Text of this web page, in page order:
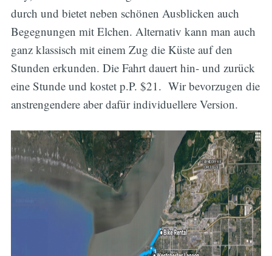
durch und bietet neben schönen Ausblicken auch
Begegnungen mit Elchen. Alternativ kann man auch
ganz klassisch mit einem Zug die Küste auf den
Stunden erkunden. Die Fahrt dauert hin- und zurück
eine Stunde und kostet p.P. $21. Wir bevorzugen die
anstrengendere aber dafür individuellere Version.